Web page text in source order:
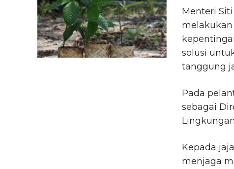
Menteri
solusi
tanggung
Pada
sebagai
Kepada
menjaga